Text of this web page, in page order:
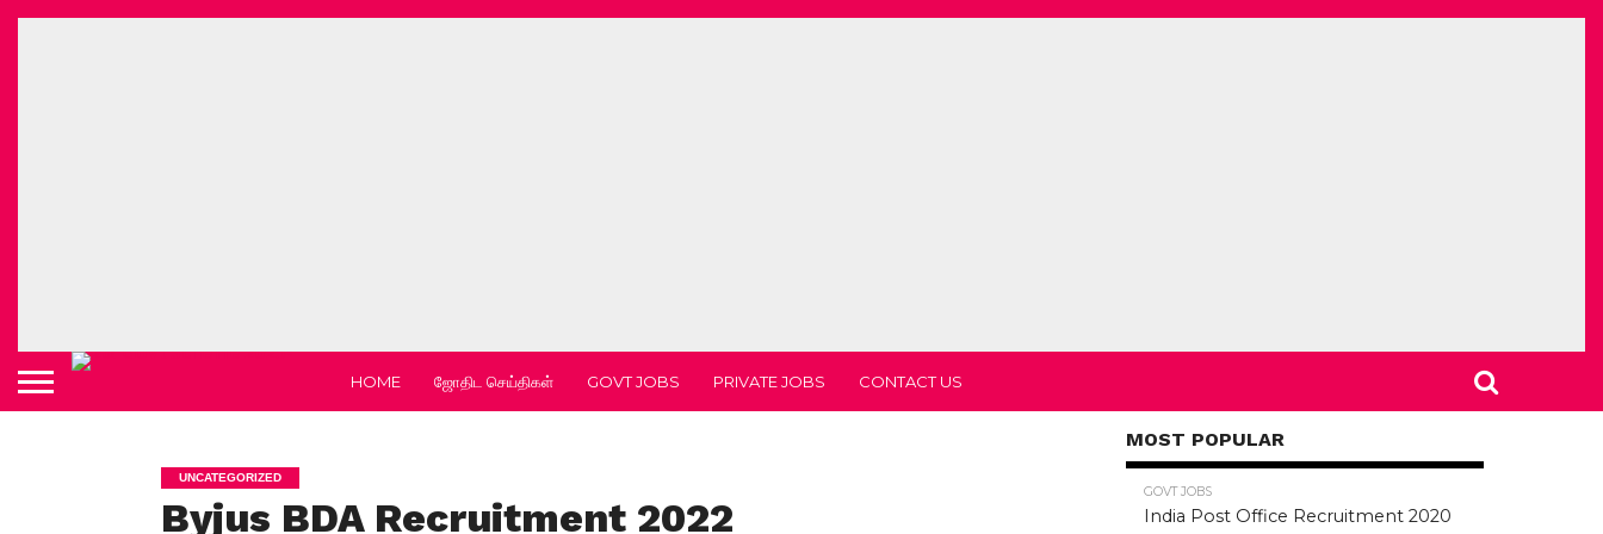
HOME ஜோதிட செய்திகள் GOVT JOBS PRIVATE JOBS CONTACT US
UNCATEGORIZED
Byjus BDA Recruitment 2022
MOST POPULAR
GOVT JOBS
India Post Office Recruitment 2020